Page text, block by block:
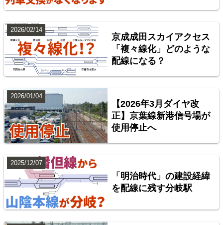
楽天市場 書泉 BOOTH
京成成田スカイアクセス
「複々線化」どのような
配線になる？
2026/02/14
【2026年3月ダイヤ改
正】京葉線新港信号場が
使用停止へ
2026/01/04
「明治時代」の建設経緯
を配線に残す分岐駅
2025/12/07